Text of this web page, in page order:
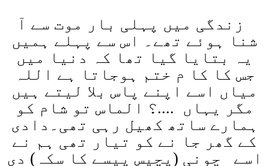
زندگی میں پہلی بار موت سے آ
شنا ہوئے تھے۔ اس سے پہلے ہمیں
یہ بتایا گیا تھا کہ دنیا میں
جس کا کا م ختم ہوجاتا ہے اللہ
میاں اسے اپنے پاس بلا لیتے ہیں
مگر یہاں ....؟ الماس تو شام کو
ہمارے ساتھ کھیل رہی تھی۔دادی
کے گھر جا نے کو تیار تھی ہم نے
اسے
چونی (پچیس پیسے کا سکہ) دی